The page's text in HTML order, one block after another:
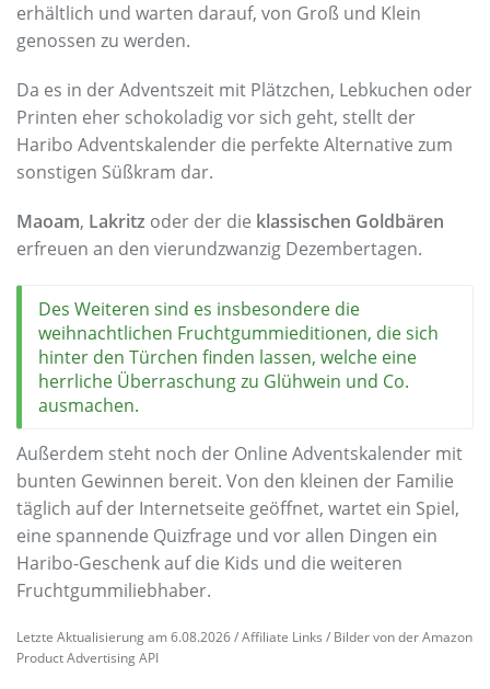
erhältlich und warten darauf, von Groß und Klein
genossen zu werden.
Da es in der Adventszeit mit Plätzchen, Lebkuchen oder
Printen eher schokoladig vor sich geht, stellt der
Haribo Adventskalender die perfekte Alternative zum
sonstigen Süßkram dar.
Maoam, Lakritz oder der die klassischen Goldbären
erfreuen an den vierundzwanzig Dezembertagen.
Des Weiteren sind es insbesondere die
weihnachtlichen Fruchtgummieditionen, die sich
hinter den Türchen finden lassen, welche eine
herrliche Überraschung zu Glühwein und Co.
ausmachen.
Außerdem steht noch der Online Adventskalender mit
bunten Gewinnen bereit. Von den kleinen der Familie
täglich auf der Internetseite geöffnet, wartet ein Spiel,
eine spannende Quizfrage und vor allen Dingen ein
Haribo-Geschenk auf die Kids und die weiteren
Fruchtgummiliebhaber.
Letzte Aktualisierung am 6.08.2026 / Affiliate Links / Bilder von der Amazon
Product Advertising API